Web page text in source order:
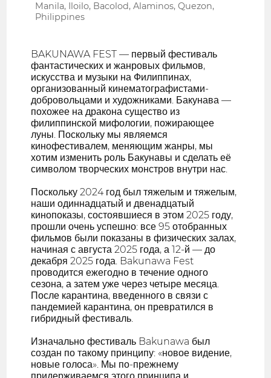
Manila, Iloilo, Bacolod, Alaminos, Quezon,
Philippines
BAKUNAWA FEST — первый фестиваль
фантастических и жанровых фильмов,
искусства и музыки на Филиппинах,
организованный кинематографистами-
добровольцами и художниками. Бакунава —
похожее на дракона существо из
филиппинской мифологии, пожирающее
луны. Поскольку мы являемся
кинофестивалем, меняющим жанры, мы
хотим изменить роль Бакунавы и сделать её
символом творческих монстров внутри нас.
Поскольку 2024 год был тяжелым и тяжелым,
наши одиннадцатый и двенадцатый
кинопоказы, состоявшиеся в этом 2025 году,
прошли очень успешно: все 95 отобранных
фильмов были показаны в физических залах,
начиная с августа 2025 года, а 12-й — до
декабря 2025 года. Bakunawa Fest
проводится ежегодно в течение одного
сезона, а затем уже через четыре месяца.
После карантина, введенного в связи с
пандемией карантина, он превратился в
гибридный фестиваль.
Изначально фестиваль Bakunawa был
создан по такому принципу: «новое видение,
новые голоса». Мы по-прежнему
придерживаемся этого принципа и